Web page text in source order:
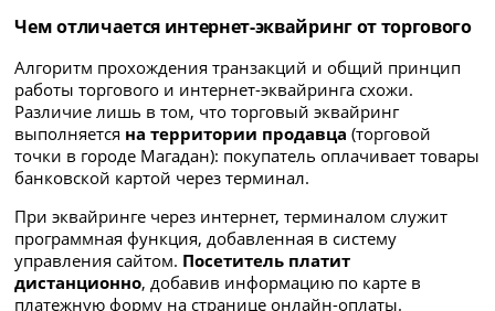
Чем отличается интернет-эквайринг от торгового
Алгоритм прохождения транзакций и общий принцип
работы торгового и интернет-эквайринга схожи.
Различие лишь в том, что торговый эквайринг
выполняется на территории продавца (торговой
точки в городе Магадан): покупатель оплачивает товары
банковской картой через терминал.
При эквайринге через интернет, терминалом служит
программная функция, добавленная в систему
управления сайтом. Посетитель платит
дистанционно, добавив информацию по карте в
платежную форму на странице онлайн-оплаты.